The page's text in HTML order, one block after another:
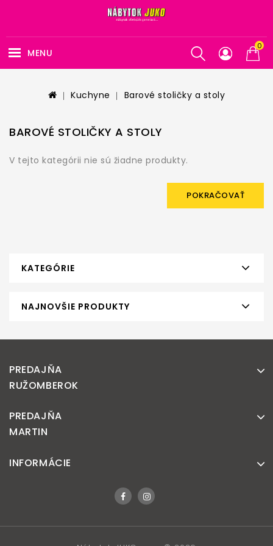
0
MENU
Kuchyne Barové stoličky a stoly
BAROVÉ STOLIČKY A STOLY
V tejto kategórii nie sú žiadne produkty.
POKRAČOVAŤ
KATEGÓRIE
NAJNOVŠIE PRODUKTY
PREDAJŇA
RUŽOMBEROK
PREDAJŇA
MARTIN
INFORMÁCIE